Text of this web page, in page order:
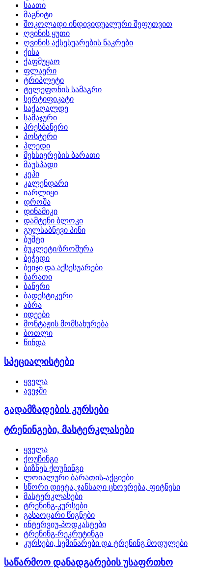
საათი
მაგნიტი
შოკოლადი ინდივიდუალური შეფუთვით
ღვინის ყუთი
ღვინის აქსესუარების ნაკრები
ქისა
ქაფმუყაო
ფლაერი
ტრიპლეტი
ტელეფონის სამაგრი
სერტიფიკატი
საქაღალდე
სამაჯური
პრესბანერი
პოსტერი
პლედი
მეხსიერების ბარათი
მაუსპადი
კეპი
კალენდარი
იარლიყი
დროშა
დინამიკი
დამტენი ბლოკი
გულსაბნევი პინი
ბუშტი
ბუკლეტი/ბროშურა
ბეჭედი
ბეიჯი და აქსესუარები
ბარათი
ბანერი
ბადესტიკერი
აბრა
იდეები
მონტაჟის მომსახურება
ბოთლი
წინდა
სპეციალისტები
ყველა
ავეჯში
გადამზადების კურსები
ტრენინგები, მასტერკლასები
ყველა
ქოუჩინგი
ბიზნეს ქოუჩინგი
ლოიალური ბარათის-აქციები
სწორი დიეტა, ჯანსაღი ცხოვრება, ფიტნესი
მასტერკლასები
ტრენინგ-კურსები
გასაოცარი წიგნები
ინტერვიუ-პოდკასტები
ტრენინგ-რეკრუტინგი
კურსები, სემინარები და ტრენინგ მოდულები
საწარმოო დანადგარების უსაფრთხო